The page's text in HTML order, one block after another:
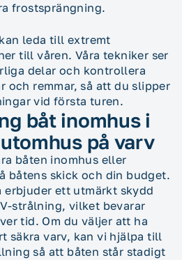
frostsprängning.
leda till extremt
till våren. Våra tekniker ser
delar och kontrollera
och remmar, så att du slipper
vid första turen.
båt inomhus i
på varv
båten inomhus eller
båtens skick och din budget.
erbjuder ett utmärkt skydd
strålning, vilket bevarar
tid. Om du väljer att ha
säkra varv, kan vi hjälpa till
så att båten står stadigt